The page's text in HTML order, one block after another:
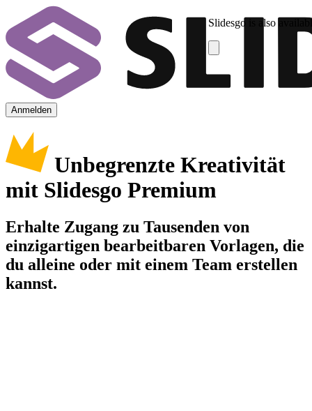
Slidesgo is also
Anmelden
Unbegrenzte Kreativität
mit Slidesgo Premium
Erhalte Zugang zu Tausenden von
einzigartigen bearbeitbaren Vorlagen, die
du alleine oder mit einem Team erstellen
kannst.